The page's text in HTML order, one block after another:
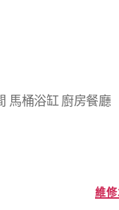
馬桶浴缸 廚房餐廳
維